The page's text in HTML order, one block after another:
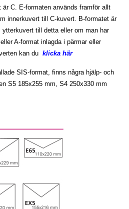
är C. E-formaten används framför allt
innerkuvert till C-kuvert. B-formatet är
till detta eller om man har
A-format inlagda i pärmar eller
kan du klicka här
SIS-format, finns några hjälp- och
S5 185x255 mm, S4 250x330 mm